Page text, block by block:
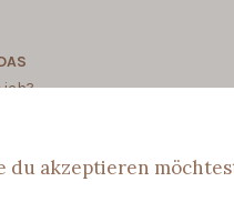
ich?
du akzeptieren